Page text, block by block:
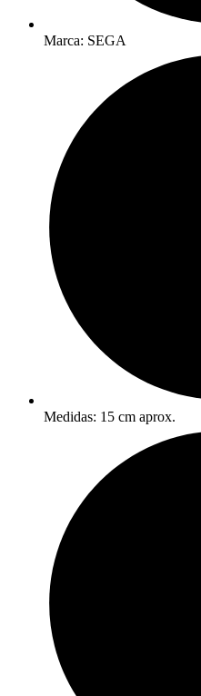
Marca: SEGA
Medidas: 15 cm aprox.